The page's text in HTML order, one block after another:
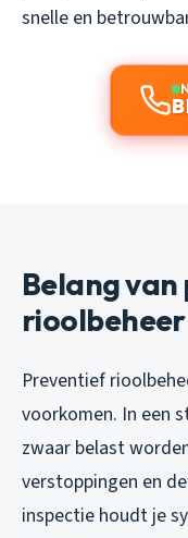
snelle en
Belang
rioolbeheer
Preventief
voorkomen. In een
zwaar belast
verstoppingen en
inspectie houdt je